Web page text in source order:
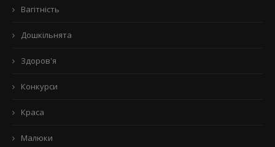
Вагітність
Дошкільнята
Здоров'я
Конкурси
Краса
Малюки